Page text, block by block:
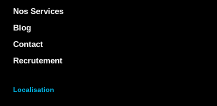
Nos Services
Blog
Contact
Recrutement
Localisation